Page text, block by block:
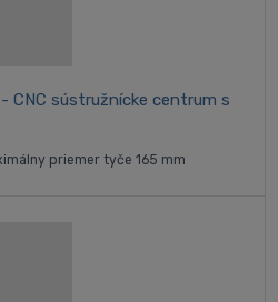
CNC sústružnícke centrum s
priemer tyče 165 mm